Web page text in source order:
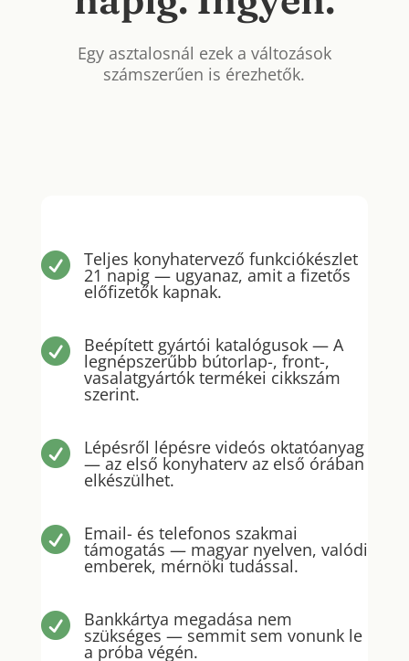
Egy asztalosnál ezek a változások
számszerűen is érezhetők.
 Teljes konyhatervező funkciókészlet
21 napig — ugyanaz, amit a fizetős
előfizetők kapnak.
 Beépített gyártói katalógusok — A
legnépszerűbb bútorlap-, front-,
vasalatgyártók termékei cikkszám
szerint.
 Lépésről lépésre videós oktatóanyag
— az első konyhaterv az első órában
elkészülhet.
 Email- és telefonos szakmai
támogatás — magyar nyelven, valódi
emberek, mérnöki tudással.
 Bankkártya megadása nem
szükséges — semmit sem vonunk le
a próba végén.